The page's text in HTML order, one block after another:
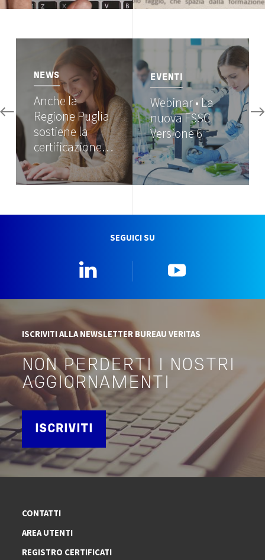
NEWS
Anche la
Regione Puglia
sostiene la
certificazione…
EVENTI
Webinar • La
nuova FSSC
Versione 6
SEGUICI SU
ISCRIVITI ALLA NEWSLETTER BUREAU VERITAS
NON PERDERTI I NOSTRI
AGGIORNAMENTI
ISCRIVITI
CONTATTI
AREA UTENTI
REGISTRO CERTIFICATI